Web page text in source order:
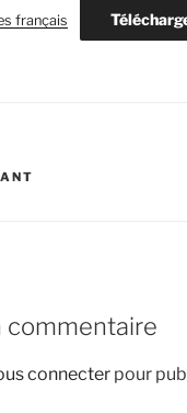
français
commentaire
connecter pour